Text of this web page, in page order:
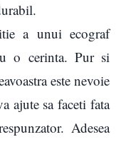
a unui ecograf
o cerinta. Pur si
este nevoie
ajute sa faceti fata
Adesea